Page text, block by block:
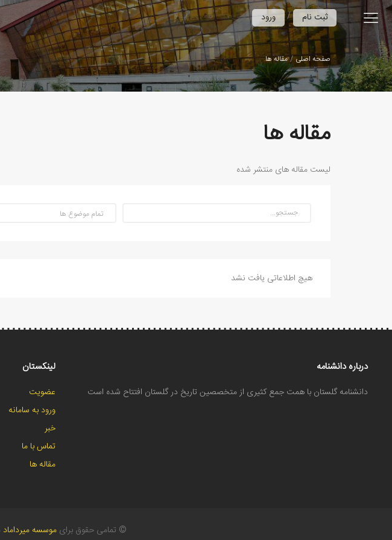
ورود / ثبت نام
صفحه اصلی مقاله ها
مقاله ها
لیست مقاله های منتشر شده
هیچ اطلاعاتی یافت نشد
درباره دانشنامه
دانشنامه گلستان با همت جمع کثیری از متخصصین تاریخ در گلستان افتتاح شده است
لینکستان
عضویت
ورود به سامانه
خبر
تماس با ما
مقاله ها
© تمامی حقوق برای موسسه میرداماد